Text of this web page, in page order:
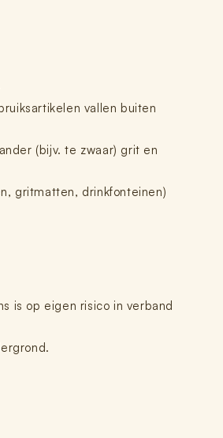
vallen buiten
(bijv. te zwaar) grit en
gritmatten, drinkfonteinen)
is op eigen risico in verband